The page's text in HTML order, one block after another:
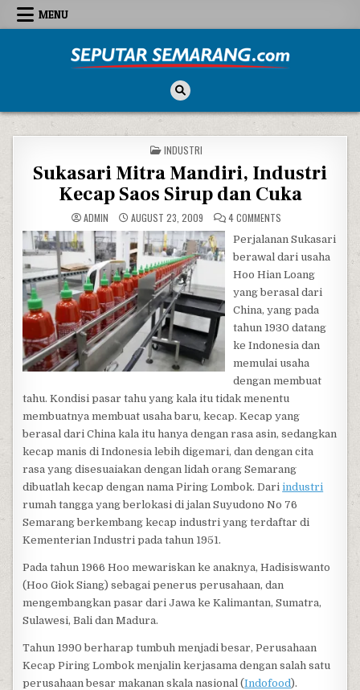
Skip to content
MENU
POSTED IN
INDUSTRI
Sukasari Mitra Mandiri, Industri
Kecap Saos Sirup dan Cuka
ADMIN AUGUST 23, 2009 4 COMMENTSON SUKASARI
Perjalanan Sukasari
berawal dari usaha
Hoo Hian Loang
yang berasal dari
China, yang pada
tahun 1930 datang
ke Indonesia dan
memulai usaha
dengan membuat
tahu. Kondisi pasar tahu yang kala itu tidak menentu
membuatnya membuat usaha baru, kecap. Kecap yang
berasal dari China kala itu hanya dengan rasa asin, sedangkan
kecap manis di Indonesia lebih digemari, dan dengan cita
rasa yang disesuaiakan dengan lidah orang Semarang
dibuatlah kecap dengan nama Piring Lombok. Dariindustri
rumah tangga yang berlokasi di jalan Suyudono No 76
Semarang berkembang kecap industri yang terdaftar di
Kementerian Industri pada tahun 1951.
Pada tahun 1966 Hoo mewariskan ke anaknya, Hadisiswanto
(Hoo Giok Siang) sebagai penerus perusahaan, dan
mengembangkan pasar dari Jawa ke Kalimantan, Sumatra,
Sulawesi, Bali dan Madura.
Tahun 1990 berharap tumbuh menjadi besar, Perusahaan
Kecap Piring Lombok menjalin kerjasama dengan salah satu
perusahaan besar makanan skala nasional (Indofood).